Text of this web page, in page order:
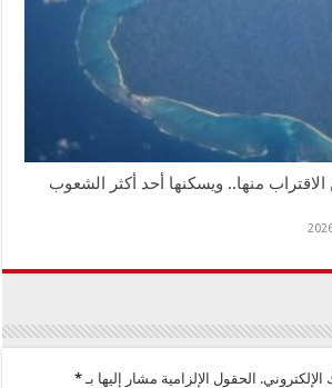
منها.. ويسكنها أحد أكثر الشعوب
الحقول الإلزامية مشار إليها بـ*